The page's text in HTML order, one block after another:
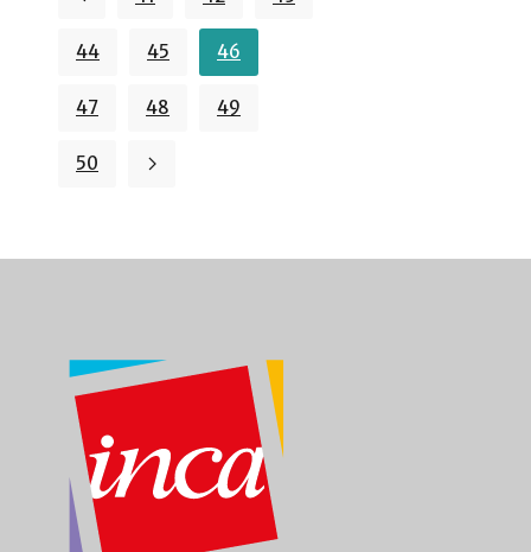
44 45 46
47 48 49
50